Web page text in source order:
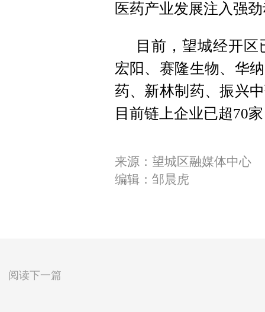
医药产业发展注入强
目前，望城经开
宏阳、赛隆生物、华
药、新林制药、振兴
目前链上企业已超70
来源：望城区融媒体中心
编辑：邹晨虎
阅读下一篇